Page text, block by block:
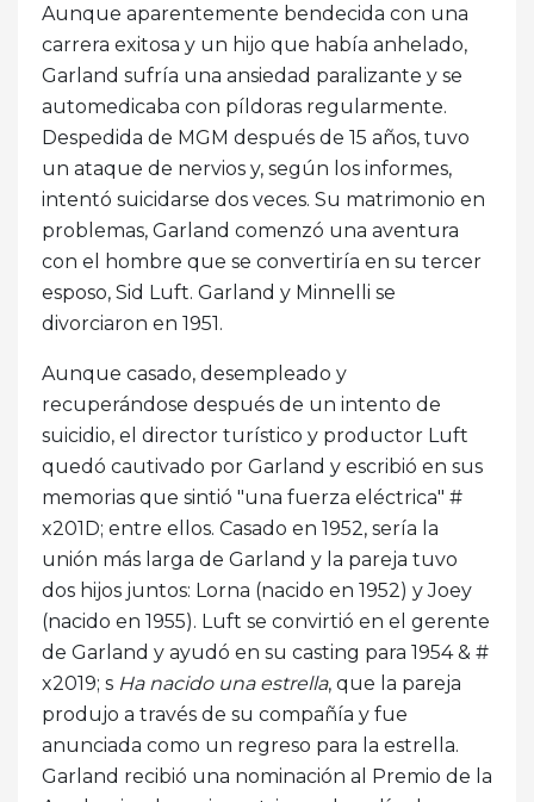
Aunque aparentemente bendecida con una
carrera exitosa y un hijo que había anhelado,
Garland sufría una ansiedad paralizante y se
automedicaba con píldoras regularmente.
Despedida de MGM después de 15 años, tuvo
un ataque de nervios y, según los informes,
intentó suicidarse dos veces. Su matrimonio en
problemas, Garland comenzó una aventura
con el hombre que se convertiría en su tercer
esposo, Sid Luft. Garland y Minnelli se
divorciaron en 1951.
Aunque casado, desempleado y
recuperándose después de un intento de
suicidio, el director turístico y productor Luft
quedó cautivado por Garland y escribió en sus
memorias que sintió "una fuerza eléctrica" ​​#
x201D; entre ellos. Casado en 1952, sería la
unión más larga de Garland y la pareja tuvo
dos hijos juntos: Lorna (nacido en 1952) y Joey
(nacido en 1955). Luft se convirtió en el gerente
de Garland y ayudó en su casting para 1954 & #
x2019; s Ha nacido una estrella, que la pareja
produjo a través de su compañía y fue
anunciada como un regreso para la estrella.
Garland recibió una nominación al Premio de la